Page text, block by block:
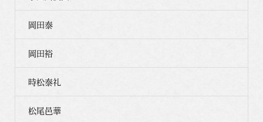
岡田泰
岡田裕
時松泰礼
松尾邑華